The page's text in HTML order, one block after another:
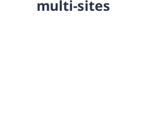
multi-sites